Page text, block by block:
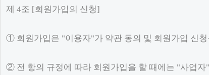
제 4조 [회원가입의 신청]
① 회원가입은 "이용자"가 약관 동의 및 회원가입 신
② 전 항의 규정에 따라 회원가입을 할 때에는 "사업